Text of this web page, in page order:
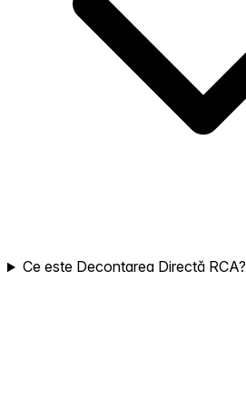
Ce este Decontarea Directă RCA?